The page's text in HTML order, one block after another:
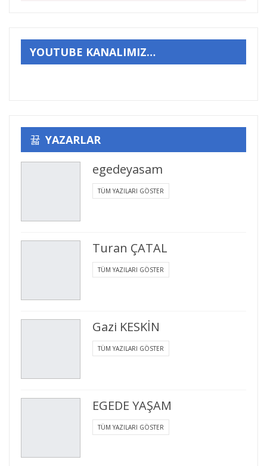
YOUTUBE KANALIMIZ…
YAZARLAR
egedeyasam
TÜM YAZILARI GÖSTER
Turan ÇATAL
TÜM YAZILARI GÖSTER
Gazi KESKİN
TÜM YAZILARI GÖSTER
EGEDE YAŞAM
TÜM YAZILARI GÖSTER